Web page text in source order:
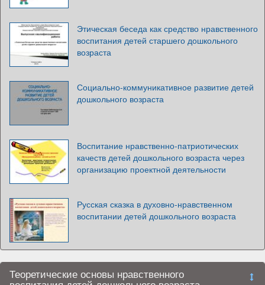
Этическая беседа как средство нравственного
воспитания детей старшего дошкольного
возраста
Социально-коммуникативное развитие детей
дошкольного возраста
Воспитание нравственно-патриотических
качеств детей дошкольного возраста через
организацию проектной деятельности
Русская сказка в духовно-нравственном
воспитании детей дошкольного возраста
Теоретические основы нравственного